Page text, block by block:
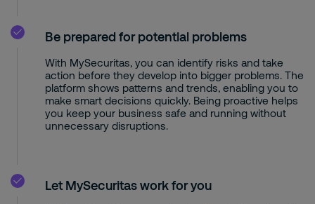
Be prepared for potential problems
With MySecuritas, you can identify risks and take
action before they develop into bigger problems. The
platform shows patterns and trends, enabling you to
make smart decisions quickly. Being proactive helps
you keep your business safe and running without
unnecessary disruptions.
Let MySecuritas work for you